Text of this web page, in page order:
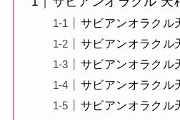
サビアンオラクル
サビアンオラクル
サビアンオラクル
サビアンオラクル
サビアンオラクル